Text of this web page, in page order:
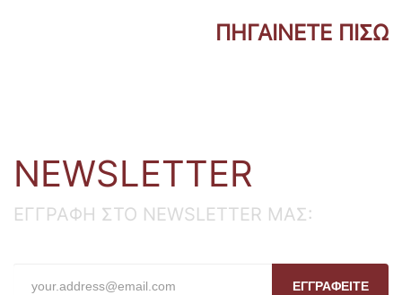
ΠΗΓΑΙΝΕΤΕ ΠΙΣΩ
NEWSLETTER
ΕΓΓΡΑΦΗ ΣΤΟ NEWSLETTER ΜΑΣ:
ΕΓΓΡΑΦΕΙΤΕ